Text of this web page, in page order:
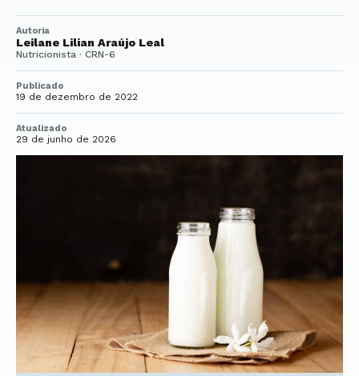
Autoria
Leilane Lilian Araújo Leal
Nutricionista · CRN-6
Publicado
19 de dezembro de 2022
Atualizado
29 de junho de 2026